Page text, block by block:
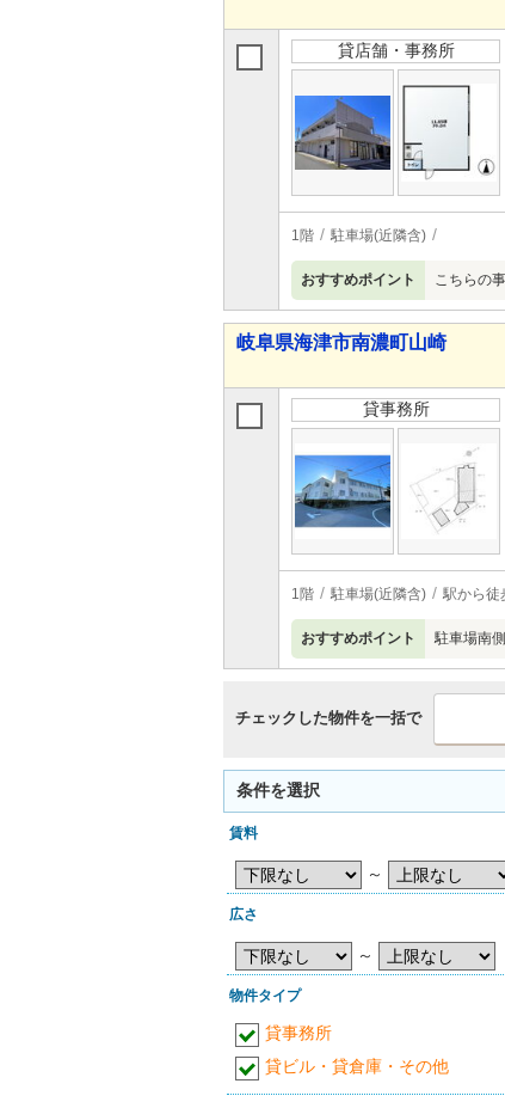
貸店舗・事務所
1階 駐車場(近隣含)
おすすめポイント こちらの
岐阜県海津市南濃町山崎
貸事務所
1階 駐車場(近隣含) 駅から徒
おすすめポイント 駐車場南
チェックした物件を一括で
条件を選択
賃料
～
広さ
～
物件タイプ
貸事務所
貸ビル・貸倉庫・その他